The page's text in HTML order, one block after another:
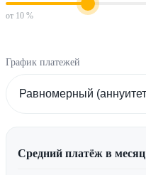
от 10 %
График платежей
Средний платёж в месяц